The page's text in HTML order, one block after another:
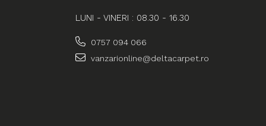
LUNI - VINERI : 08.30 - 16.30
0757 094 066
vanzarionline@deltacarpet.ro